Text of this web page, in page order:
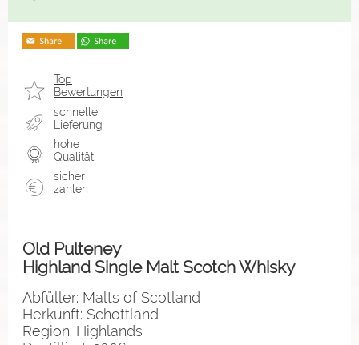
Top
Bewertungen
schnelle
Lieferung
hohe
Qualität
sicher
zahlen
Old Pulteney
Highland Single Malt Scotch Whisky
Abfüller: Malts of Scotland
Herkunft: Schottland
Region: Highlands